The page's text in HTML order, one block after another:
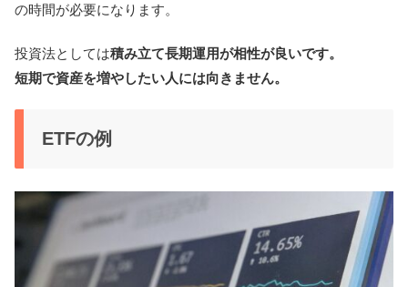
の時間が必要になります。
投資法としては積み立て長期運用が相性が良いです。
短期で資産を増やしたい人には向きません。
ETFの例